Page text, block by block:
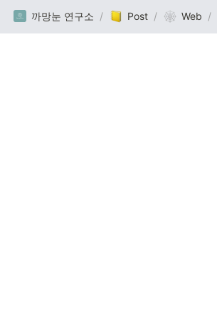
까망눈 연구소 / Post / Web /